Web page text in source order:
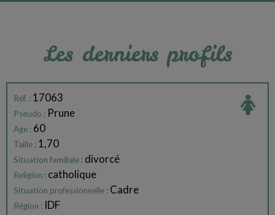
Les derniers profils
Réf. : 17063
Pseudo : Prune
Age : 60
Taille : 1,70
Situation familiale : divorcé
Religion : catholique
Situation professionnelle : Cadre
Région : IDF